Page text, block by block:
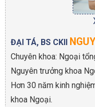
ĐẠI TÁ, BS CKII
Chuyên khoa: Ngoại
Nguyên trưởng khoa
Hơn 30 năm kinh
khoa Ngoại.